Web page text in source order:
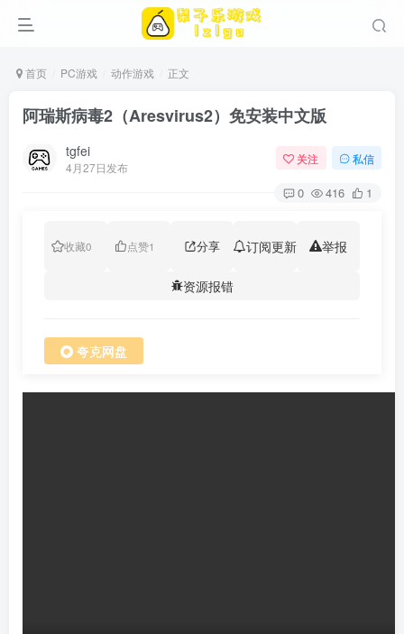
首页 PC游戏 动作游戏 正文
阿瑞斯病毒2（Aresvirus2）免安装中文版
tgfei
4月27日发布
关注 私信
0 416 1
收藏0 点赞1 分享 订阅更新 举报
资源报错
夸克网盘